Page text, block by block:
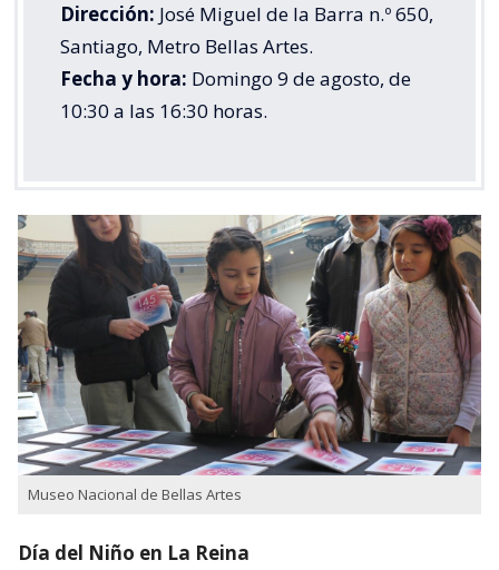
Dirección: José Miguel de la Barra n.º 650,
Santiago, Metro Bellas Artes.
Fecha y hora: Domingo 9 de agosto, de
10:30 a las 16:30 horas.
Museo Nacional de Bellas Artes
Día del Niño en La Reina